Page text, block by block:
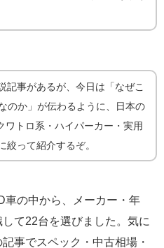
記事があるが、今日は「なぜこ
のか」が伝わるように、日本の
ワトロ系・ハイパーカー・実用
絞って紹介するぞ。
車の中から、メーカー・年
て22台を選びました。気に
事でスペック・中古相場・